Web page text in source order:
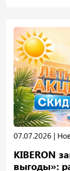
07.07.2026 |
KIBERON
выгоды»: